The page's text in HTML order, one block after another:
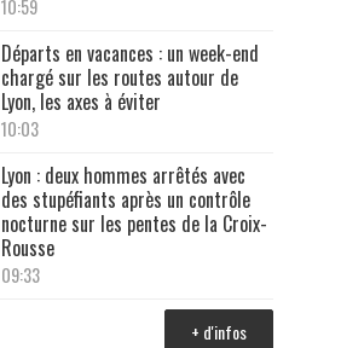
10:59
Départs en vacances : un week-end
chargé sur les routes autour de
Lyon, les axes à éviter
10:03
Lyon : deux hommes arrêtés avec
des stupéfiants après un contrôle
nocturne sur les pentes de la Croix-
Rousse
09:33
+ d'infos